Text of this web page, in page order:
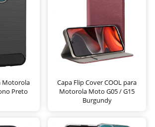
Motorola
Preto
Capa Flip Cover COOL para
Motorola Moto G05 / G15
Burgundy